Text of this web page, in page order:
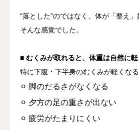
“落とした”のではなく、 体が「整え」
そんな感覚でした。
■ むくみが取れると、体重は自然に
特に下腹・下半身のむくみが軽くなる
⚪︎ 脚のだるさがなくなる
⚪︎ 夕方の足の重さが出ない
⚪︎ 疲労がたまりにくい